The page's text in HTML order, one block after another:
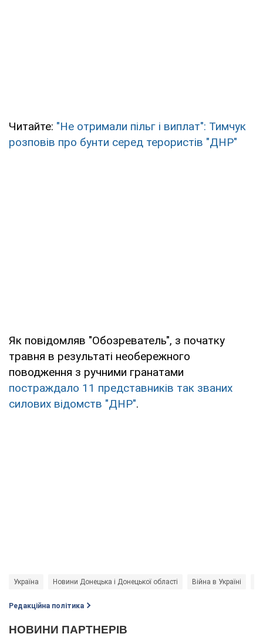
Читайте: "Не отримали пільг і виплат": Тимчук
розповів про бунти серед терористів "ДНР"
Як повідомляв "Обозреватель", з початку
травня в результаті необережного
поводження з ручними гранатами
постраждало 11 представників так званих
силових відомств "ДНР".
Україна Новини Донецька і Донецької області Війна в Україні
Редакційна політика